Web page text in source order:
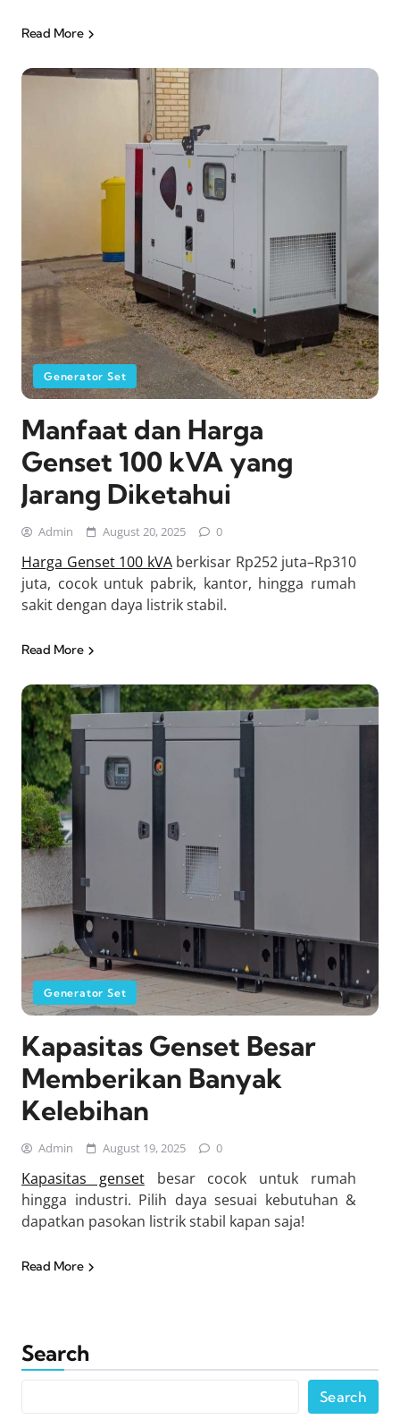
Read More
Generator Set
Manfaat dan Harga
Genset 100 kVA yang
Jarang Diketahui
Admin August 20, 2025 0
Harga Genset 100 kVAberkisar Rp252 juta–Rp310
juta, cocok untuk pabrik, kantor, hingga rumah
sakit dengan daya listrik stabil.
Read More
Generator Set
Kapasitas Genset Besar
Memberikan Banyak
Kelebihan
Admin August 19, 2025 0
Kapasitas gensetbesar cocok untuk rumah
hingga industri. Pilih daya sesuai kebutuhan &
dapatkan pasokan listrik stabil kapan saja!
Read More
Search
Search